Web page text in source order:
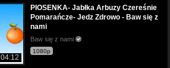
04:12
PIOSENKA- Jabłka Arbuzy Czereśnie
Pomarańcze- Jedz Zdrowo - Baw się z
nami
Baw się z nami
1080p